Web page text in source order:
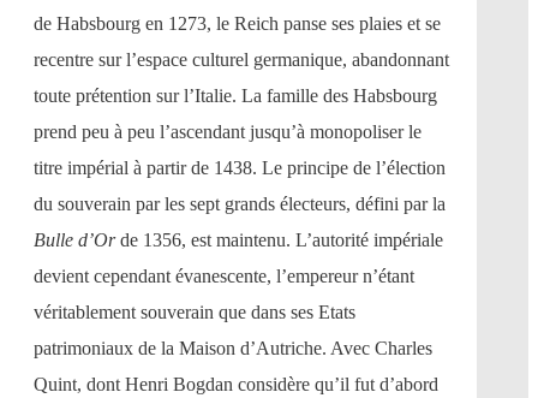
de Habsbourg en 1273, le Reich panse ses plaies et se
recentre sur l’espace culturel germanique, abandonnant
toute prétention sur l’Italie. La famille des Habsbourg
prend peu à peu l’ascendant jusqu’à monopoliser le
titre impérial à partir de 1438. Le principe de l’élection
du souverain par les sept grands électeurs, défini par la
Bulle d’Orde 1356, est maintenu. L’autorité impériale
devient cependant évanescente, l’empereur n’étant
véritablement souverain que dans ses Etats
patrimoniaux de la Maison d’Autriche. Avec Charles
Quint, dont Henri Bogdan considère qu’il fut d’abord